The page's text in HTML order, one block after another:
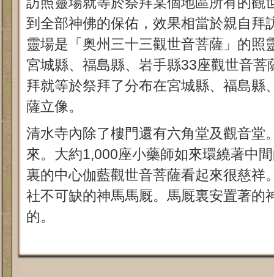
到全部神佛的保佑，效果相當於親自拜
靈場是「奥州三十三觀世音菩薩」的照
宮城縣、福島縣、岩手縣33座觀世音菩
拜就等於祭拜了分布在宮城縣、福島縣
薩立像。
清水寺內除了樓門還有六角堂及觀音堂
來。大約1,000座小藥師如來環繞著中
裏的中心伽藍觀世音菩薩看起來很慈祥
社不可缺的神馬馬厩。馬厩裏安置著的
的。